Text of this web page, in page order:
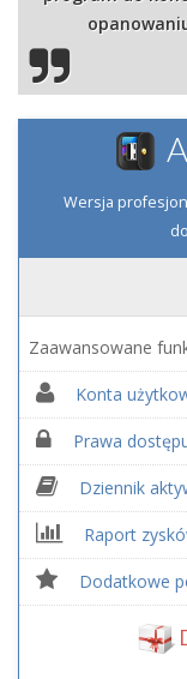
Wersja
Zaawansowane
Konta
Prawa
Dziennik
Raport
Dodatkowe